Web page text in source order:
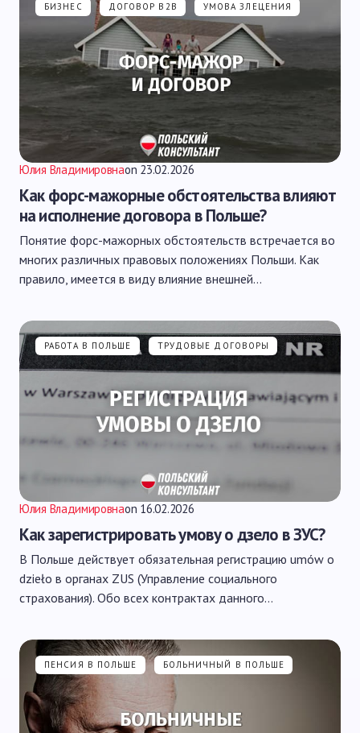
БИЗНЕС ДОГОВОР B2B УМОВА ЗЛЕЦЕНИЯ
Юлия Владимировнаon 23.02.2026
Как форс-мажорные обстоятельства влияют
на исполнение договора в Польше?
Понятие форс-мажорных обстоятельств встречается во
многих различных правовых положениях Польши. Как
правило, имеется в виду влияние внешней…
РАБОТА В ПОЛЬШЕ ТРУДОВЫЕ ДОГОВОРЫ
Юлия Владимировнаon 16.02.2026
Как зарегистрировать умову о дзело в ЗУС?
В Польше действует обязательная регистрацию umów o
dzieło в органах ZUS (Управление социального
страхования). Обо всех контрактах данного…
ПЕНСИЯ В ПОЛЬШЕ БОЛЬНИЧНЫЙ В ПОЛЬШЕ